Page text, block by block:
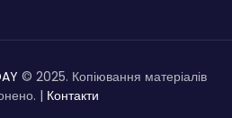
© 2025. Копіювання матеріалів
| Контакти